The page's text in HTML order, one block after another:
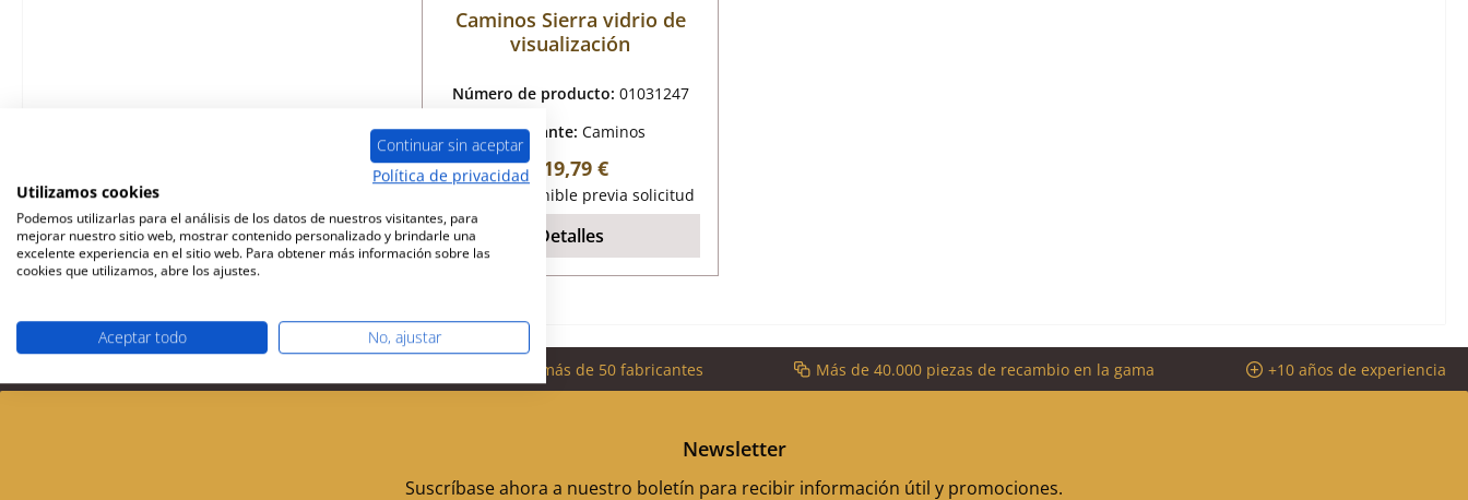
Caminos Sierra vidrio de
visualización
Número de producto: 01031247
Fabricante:Caminos
Precio normal:
119,79 €
sólo disponible previa solicitud
Detalles
Socio de servicios de más de 50 fabricantes Más de 40.000 piezas de recambio en la gama +10 años de experiencia
Newsletter
Suscríbase ahora a nuestro boletín para recibir información útil y promociones.
Continuar sin aceptar
Política de privacidad
Utilizamos cookies
Podemos utilizarlas para el análisis de los datos de nuestros visitantes, para
mejorar nuestro sitio web, mostrar contenido personalizado y brindarle una
excelente experiencia en el sitio web. Para obtener más información sobre las
cookies que utilizamos, abre los ajustes.
Aceptar todo No, ajustar